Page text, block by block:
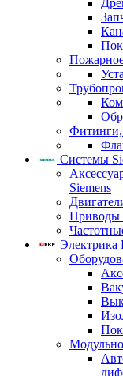
Фитинги,
Системы
Siemens
Приводы
Электрика